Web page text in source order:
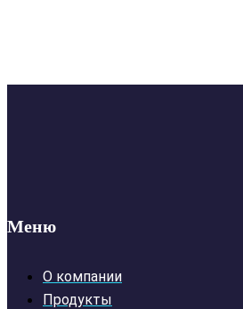
Меню
О компании
Продукты